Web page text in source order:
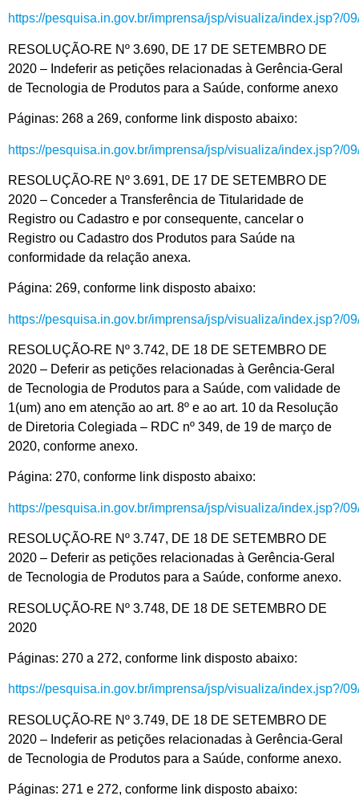
https://pesquisa.in.gov.br/imprensa/jsp/visualiza/index.jsp?/
RESOLUÇÃO-RE Nº 3.690, DE 17 DE SETEMBRO DE
2020 – Indeferir as petições relacionadas à Gerência-Geral
de Tecnologia de Produtos para a Saúde, conforme anexo
Páginas: 268 a 269, conforme link disposto abaixo:
https://pesquisa.in.gov.br/imprensa/jsp/visualiza/index.jsp?/
RESOLUÇÃO-RE Nº 3.691, DE 17 DE SETEMBRO DE
2020 – Conceder a Transferência de Titularidade de
Registro ou Cadastro e por consequente, cancelar o
Registro ou Cadastro dos Produtos para Saúde na
conformidade da relação anexa.
Página: 269, conforme link disposto abaixo:
https://pesquisa.in.gov.br/imprensa/jsp/visualiza/index.jsp?/
RESOLUÇÃO-RE Nº 3.742, DE 18 DE SETEMBRO DE
2020 – Deferir as petições relacionadas à Gerência-Geral
de Tecnologia de Produtos para a Saúde, com validade de
1(um) ano em atenção ao art. 8º e ao art. 10 da Resolução
de Diretoria Colegiada – RDC nº 349, de 19 de março de
2020, conforme anexo.
Página: 270, conforme link disposto abaixo:
https://pesquisa.in.gov.br/imprensa/jsp/visualiza/index.jsp?/
RESOLUÇÃO-RE Nº 3.747, DE 18 DE SETEMBRO DE
2020 – Deferir as petições relacionadas à Gerência-Geral
de Tecnologia de Produtos para a Saúde, conforme anexo.
RESOLUÇÃO-RE Nº 3.748, DE 18 DE SETEMBRO DE
2020
Páginas: 270 a 272, conforme link disposto abaixo:
https://pesquisa.in.gov.br/imprensa/jsp/visualiza/index.jsp?/
RESOLUÇÃO-RE Nº 3.749, DE 18 DE SETEMBRO DE
2020 – Indeferir as petições relacionadas à Gerência-Geral
de Tecnologia de Produtos para a Saúde, conforme anexo.
Páginas: 271 e 272, conforme link disposto abaixo: